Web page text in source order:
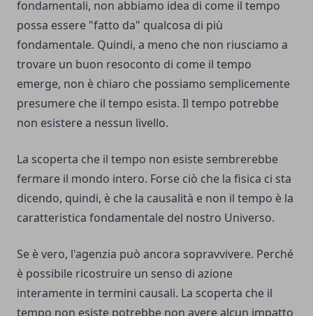
fondamentali, non abbiamo idea di come il tempo
possa essere "fatto da" qualcosa di più
fondamentale. Quindi, a meno che non riusciamo a
trovare un buon resoconto di come il tempo
emerge, non è chiaro che possiamo semplicemente
presumere che il tempo esista. Il tempo potrebbe
non esistere a nessun livello.
La scoperta che il tempo non esiste sembrerebbe
fermare il mondo intero. Forse ciò che la fisica ci sta
dicendo, quindi, è che la causalità e non il tempo è la
caratteristica fondamentale del nostro Universo.
Se è vero, l'agenzia può ancora sopravvivere. Perché
è possibile ricostruire un senso di azione
interamente in termini causali. La scoperta che il
tempo non esiste potrebbe non avere alcun impatto